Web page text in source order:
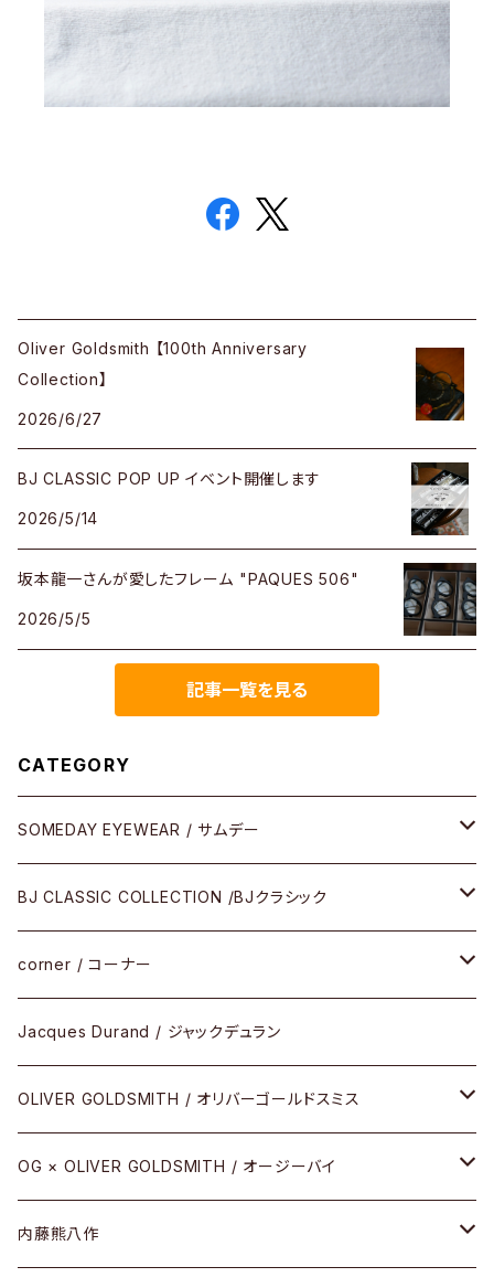
Oliver Goldsmith 【100th Anniversary
Collection】
2026/6/27
BJ CLASSIC POP UP イベント開催します
2026/5/14
坂本龍一さんが愛したフレーム "PAQUES 506"
2026/5/5
記事一覧を見る
CATEGORY
SOMEDAY EYEWEAR / サムデー
メガネ
サングラス
アパレル
その他
BJ CLASSIC COLLECTION /BJクラシック
CELLULOID（CRAFTSMAN EDITION）
SHINBARI（CRAFTSMAN EDITION）
URUSHI（CRAFTSMAN EDITION）
REVIVAL EDITION
HEAVY EDITION
corner / コーナー
リサーチシリーズ
サブリメイションシリーズ
Jacques Durand / ジャックデュラン
OLIVER GOLDSMITH / オリバーゴールドスミス
メタル
セル
OG × OLIVER GOLDSMITH / オージーバイ
メタル
内藤熊八作